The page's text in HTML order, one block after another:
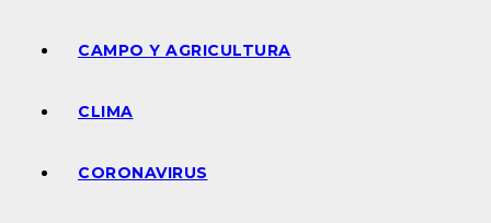
CAMPO Y AGRICULTURA
CLIMA
CORONAVIRUS